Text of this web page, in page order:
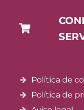
Política de
Política de